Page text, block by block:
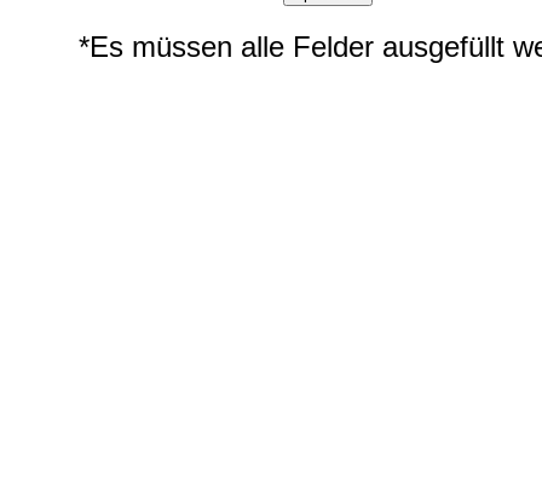
*Es müssen alle Felder ausgefüllt